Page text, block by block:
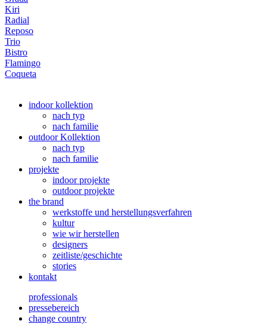
Kiri
Radial
Reposo
Trio
Bistro
Flamingo
Coqueta
indoor kollektion
nach typ
nach familie
outdoor Kollektion
nach typ
nach familie
projekte
indoor projekte
outdoor projekte
the brand
werkstoffe und herstellungsverfahren
kultur
wie wir herstellen
designers
zeitliste/geschichte
stories
kontakt
professionals
pressebereich
change country